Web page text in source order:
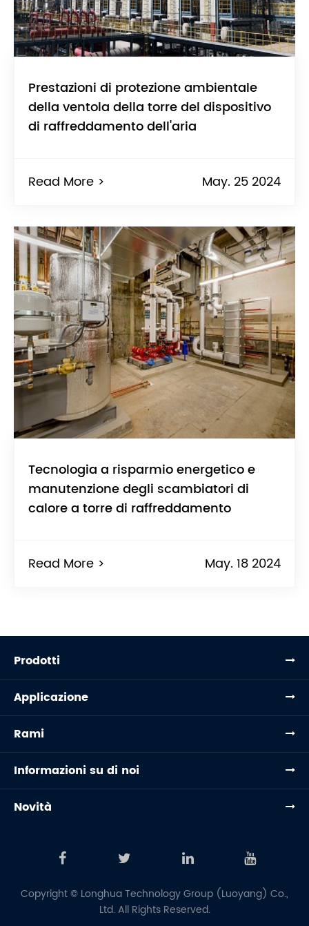
Prestazioni di protezione ambientale
della ventola della torre del dispositivo
di raffreddamento dell'aria
Read More > May. 25 2024
Tecnologia a risparmio energetico e
manutenzione degli scambiatori di
calore a torre di raffreddamento
Read More > May. 18 2024
Prodotti
Applicazione
Rami
Informazioni su di noi
Novità
Copyright © Longhua Technology Group (Luoyang) Co.,
Ltd.All Rights Reserved.